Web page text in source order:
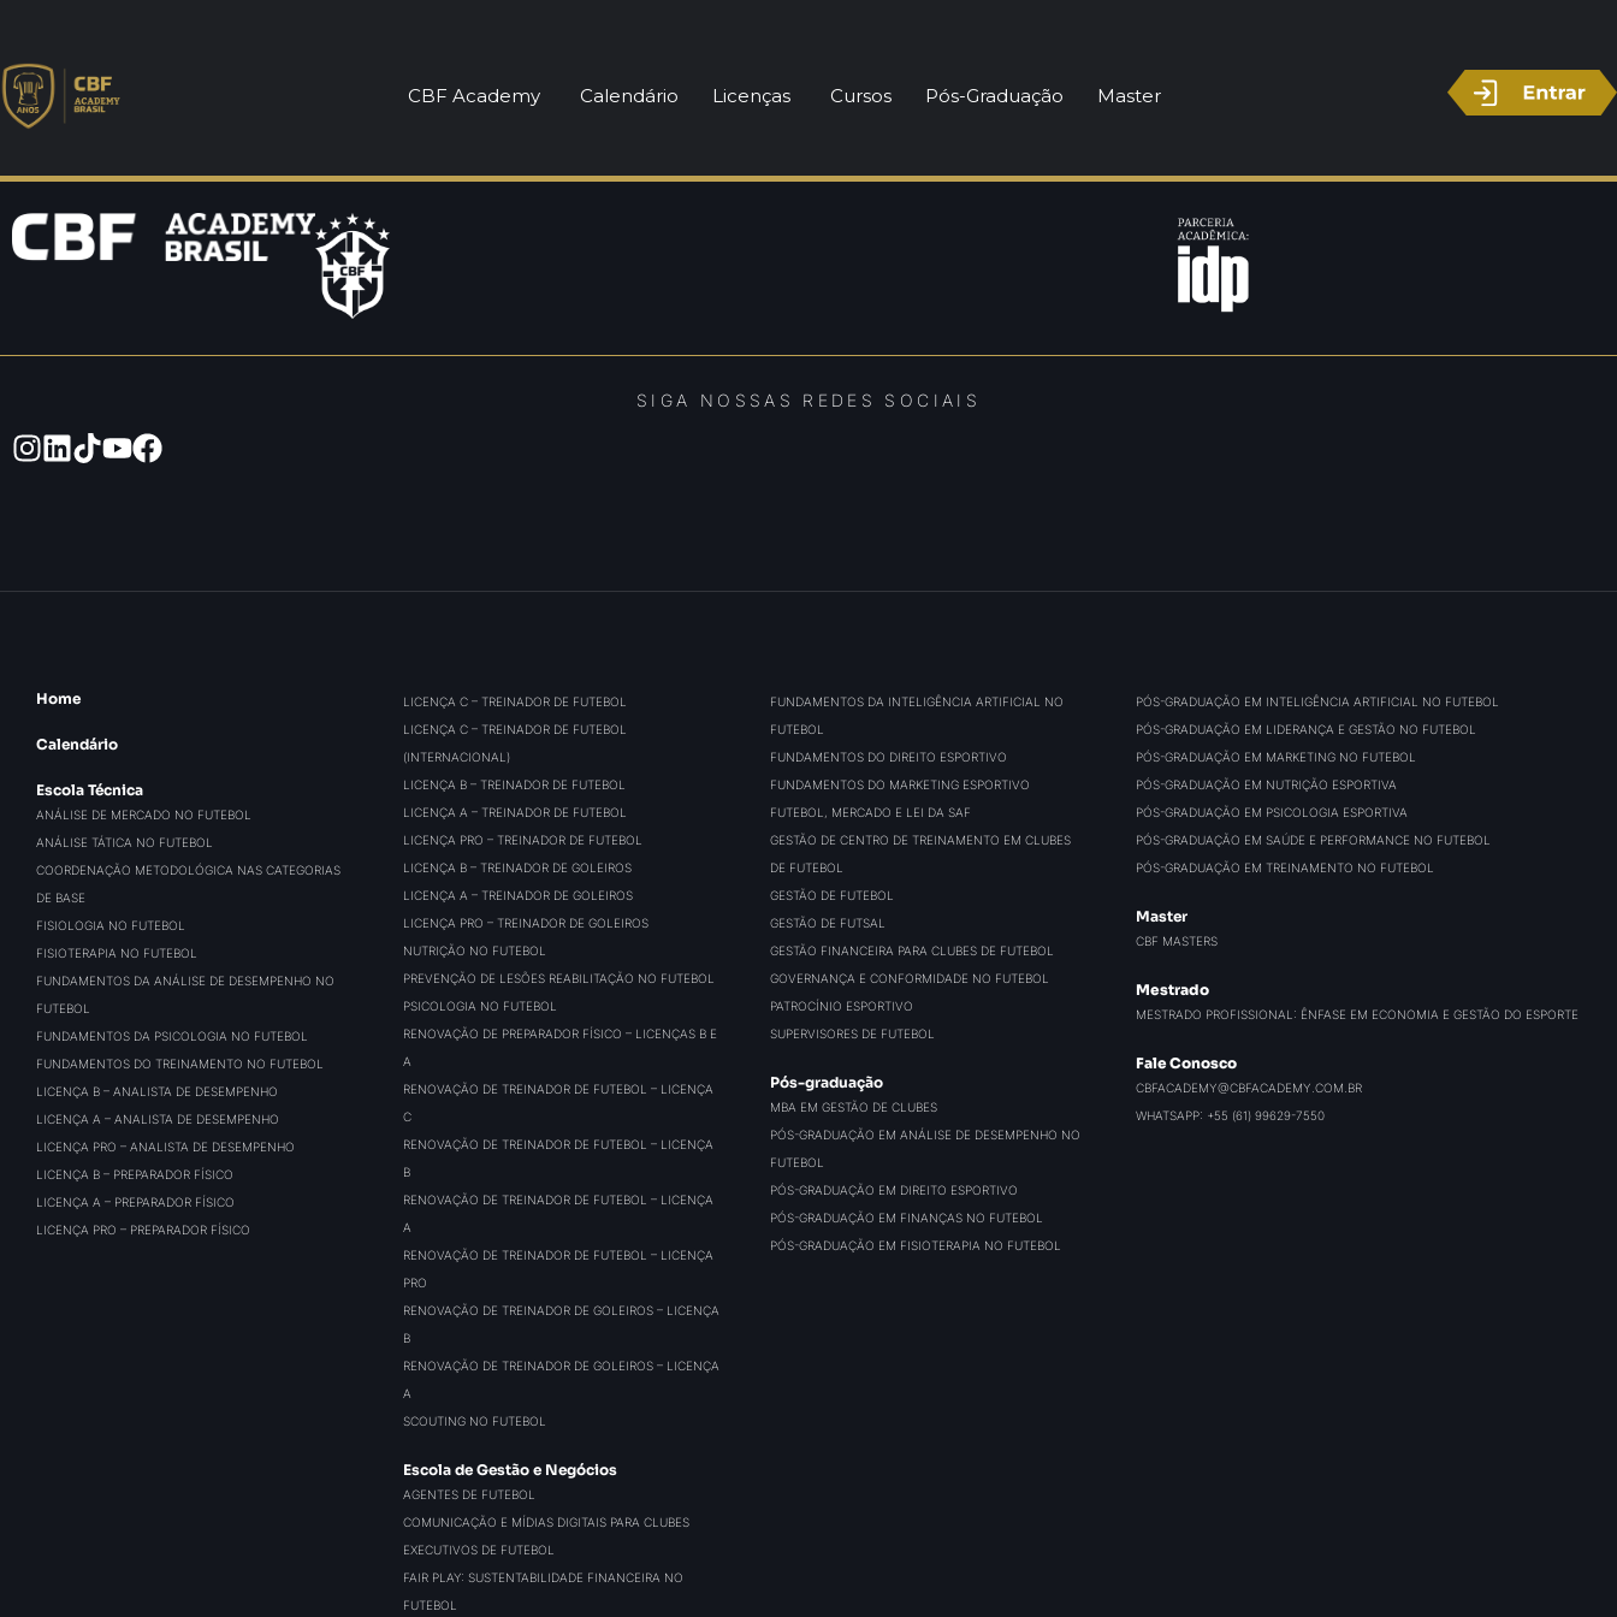
CBF Academy Calendário Licenças Cursos Pós-Graduação Master
SIGA NOSSAS REDES SOCIAIS
Home
Calendário
Escola Técnica
ANÁLISE DE MERCADO NO FUTEBOL
ANÁLISE TÁTICA NO FUTEBOL
COORDENAÇÃO METODOLÓGICA NAS CATEGORIAS
DE BASE
FISIOLOGIA NO FUTEBOL
FISIOTERAPIA NO FUTEBOL
FUNDAMENTOS DA ANÁLISE DE DESEMPENHO NO
FUTEBOL
FUNDAMENTOS DA PSICOLOGIA NO FUTEBOL
FUNDAMENTOS DO TREINAMENTO NO FUTEBOL
LICENÇA B – ANALISTA DE DESEMPENHO
LICENÇA A – ANALISTA DE DESEMPENHO
LICENÇA PRO – ANALISTA DE DESEMPENHO
LICENÇA B – PREPARADOR FÍSICO
LICENÇA A – PREPARADOR FÍSICO
LICENÇA PRO – PREPARADOR FÍSICO
LICENÇA C – TREINADOR DE FUTEBOL
LICENÇA C – TREINADOR DE FUTEBOL
(INTERNACIONAL)
LICENÇA B – TREINADOR DE FUTEBOL
LICENÇA A – TREINADOR DE FUTEBOL
LICENÇA PRO – TREINADOR DE FUTEBOL
LICENÇA B – TREINADOR DE GOLEIROS
LICENÇA A – TREINADOR DE GOLEIROS
LICENÇA PRO – TREINADOR DE GOLEIROS
NUTRIÇÃO NO FUTEBOL
PREVENÇÃO DE LESÕES REABILITAÇÃO NO FUTEBOL
PSICOLOGIA NO FUTEBOL
RENOVAÇÃO DE PREPARADOR FÍSICO – LICENÇAS B E
A
RENOVAÇÃO DE TREINADOR DE FUTEBOL – LICENÇA
C
RENOVAÇÃO DE TREINADOR DE FUTEBOL – LICENÇA
B
RENOVAÇÃO DE TREINADOR DE FUTEBOL – LICENÇA
A
RENOVAÇÃO DE TREINADOR DE FUTEBOL – LICENÇA
PRO
RENOVAÇÃO DE TREINADOR DE GOLEIROS – LICENÇA
B
RENOVAÇÃO DE TREINADOR DE GOLEIROS – LICENÇA
A
SCOUTING NO FUTEBOL
Escola de Gestão e Negócios
AGENTES DE FUTEBOL
COMUNICAÇÃO E MÍDIAS DIGITAIS PARA CLUBES
EXECUTIVOS DE FUTEBOL
FAIR PLAY: SUSTENTABILIDADE FINANCEIRA NO
FUTEBOL
FUNDAMENTOS DA INTELIGÊNCIA ARTIFICIAL NO
FUTEBOL
FUNDAMENTOS DO DIREITO ESPORTIVO
FUNDAMENTOS DO MARKETING ESPORTIVO
FUTEBOL, MERCADO E LEI DA SAF
GESTÃO DE CENTRO DE TREINAMENTO EM CLUBES
DE FUTEBOL
GESTÃO DE FUTEBOL
GESTÃO DE FUTSAL
GESTÃO FINANCEIRA PARA CLUBES DE FUTEBOL
GOVERNANÇA E CONFORMIDADE NO FUTEBOL
PATROCÍNIO ESPORTIVO
SUPERVISORES DE FUTEBOL
Pós-graduação
MBA EM GESTÃO DE CLUBES
PÓS-GRADUAÇÃO EM ANÁLISE DE DESEMPENHO NO
FUTEBOL
PÓS-GRADUAÇÃO EM DIREITO ESPORTIVO
PÓS-GRADUAÇÃO EM FINANÇAS NO FUTEBOL
PÓS-GRADUAÇÃO EM FISIOTERAPIA NO FUTEBOL
PÓS-GRADUAÇÃO EM INTELIGÊNCIA ARTIFICIAL NO FUTEBOL
PÓS-GRADUAÇÃO EM LIDERANÇA E GESTÃO NO FUTEBOL
PÓS-GRADUAÇÃO EM MARKETING NO FUTEBOL
PÓS-GRADUAÇÃO EM NUTRIÇÃO ESPORTIVA
PÓS-GRADUAÇÃO EM PSICOLOGIA ESPORTIVA
PÓS-GRADUAÇÃO EM SAÚDE E PERFORMANCE NO FUTEBOL
PÓS-GRADUAÇÃO EM TREINAMENTO NO FUTEBOL
Master
CBF MASTERS
Mestrado
MESTRADO PROFISSIONAL: ÊNFASE EM ECONOMIA E GESTÃO DO ESPORTE
Fale Conosco
CBFACADEMY@CBFACADEMY.COM.BR
WHATSAPP: +55 (61) 99629-7550